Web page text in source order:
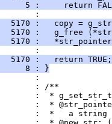
5 :     return
:
5170 :   copy =
5170 :   g_free
5170 :
:
5170 :   return TRUE;
8 : }
:
: /**
:  *
:  *
:  *   a string